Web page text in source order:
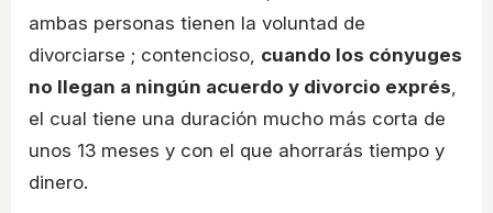
ambas personas tienen la voluntad de
divorciarse ; contencioso, cuando los cónyuges
no llegan a ningún acuerdo y divorcio exprés
el cual tiene una duración mucho más corta de
unos 13 meses y con el que ahorrarás tiempo y
dinero.